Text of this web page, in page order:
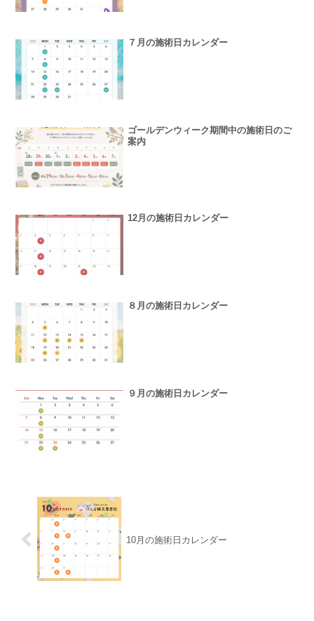
７月の施術日カレンダー
ゴールデンウィーク期間中の施術日のご
案内
12月の施術日カレンダー
８月の施術日カレンダー
９月の施術日カレンダー
10月の施術日カレンダー